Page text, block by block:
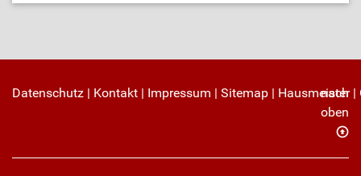
Datenschutz | Kontakt | Impressum | Sitemap | Hausmeister|
nach
oben